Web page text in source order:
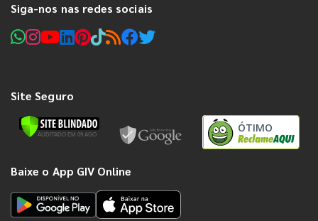
Siga-nos nas redes sociais
Site Seguro
ÓTIMO
Baixe o App GIV Online